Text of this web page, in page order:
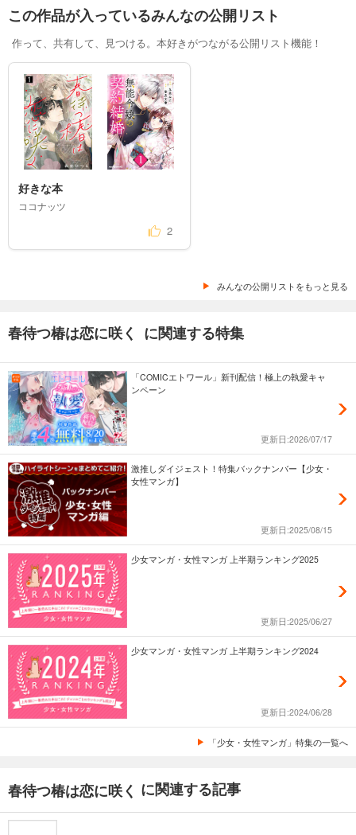
この作品が入っているみんなの公開リスト
作って、共有して、見つける。本好きがつながる公開リスト機能！
好きな本
ココナッツ
2
みんなの公開リストをもっと見る
春待つ椿は恋に咲く に関連する特集
「COMICエトワール」新刊配信！極上の執愛キャ
ンペーン
更新日:2026/07/17
激推しダイジェスト！特集バックナンバー【少女・
女性マンガ】
更新日:2025/08/15
少女マンガ・女性マンガ 上半期ランキング2025
更新日:2025/06/27
少女マンガ・女性マンガ 上半期ランキング2024
更新日:2024/06/28
「少女・女性マンガ」特集の一覧へ
春待つ椿は恋に咲く に関連する記事